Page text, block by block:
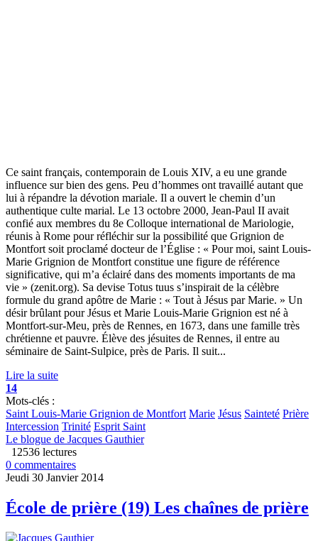
Ce saint français, contemporain de Louis XIV, a eu une grande
influence sur bien des gens. Peu d’hommes ont travaillé autant que
lui à répandre la dévotion mariale. Il a ouvert le chemin d’un
authentique culte marial. Le 13 octobre 2000, Jean-Paul II avait
confié aux membres du 8e Colloque international de Mariologie,
réunis à Rome pour réfléchir sur la possibilité que Grignion de
Montfort soit proclamé docteur de l’Église : « Pour moi, saint Louis-
Marie Grignion de Montfort constitue une figure de référence
significative, qui m’a éclairé dans des moments importants de ma
vie » (zenit.org). Sa devise Totus tuus s’inspirait de la célèbre
formule du grand apôtre de Marie : « Tout à Jésus par Marie. » Un
désir brûlant pour Jésus et Marie Louis-Marie Grignion est né à
Montfort-sur-Meu, près de Rennes, en 1673, dans une famille très
chrétienne et pauvre. Élève des jésuites de Rennes, il entre au
séminaire de Saint-Sulpice, près de Paris. Il suit...
Lire la suite
14
Mots-clés :
Saint Louis-Marie Grignion de Montfort Marie Jésus Sainteté Prière
Intercession Trinité Esprit Saint
Le blogue de Jacques Gauthier
12536 lectures
0 commentaires
Jeudi 30 Janvier 2014
École de prière (19) Les chaînes de prière